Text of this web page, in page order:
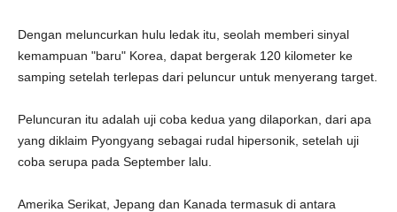
Dengan meluncurkan hulu ledak itu, seolah memberi sinyal
kemampuan "baru" Korea, dapat bergerak 120 kilometer ke
samping setelah terlepas dari peluncur untuk menyerang target.
Peluncuran itu adalah uji coba kedua yang dilaporkan, dari apa
yang diklaim Pyongyang sebagai rudal hipersonik, setelah uji
coba serupa pada September lalu.
Amerika Serikat, Jepang dan Kanada termasuk di antara